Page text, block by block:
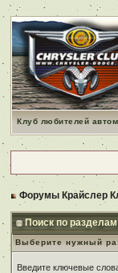
Клуб любителей
Форумы Крайслер
Поиск по
Выберите нужный
Введите ключевые